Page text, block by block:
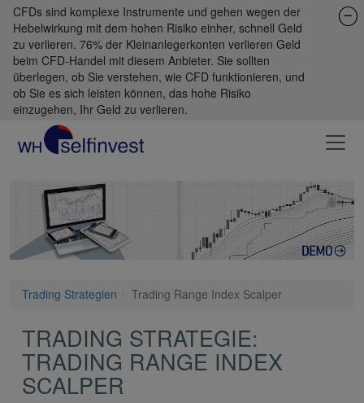
CFDs sind komplexe Instrumente und gehen wegen der
Hebelwirkung mit dem hohen Risiko einher, schnell Geld
zu verlieren. 76% der Kleinanlegerkonten verlieren Geld
beim CFD-Handel mit diesem Anbieter. Sie sollten
überlegen, ob Sie verstehen, wie CFD funktionieren, und
ob Sie es sich leisten können, das hohe Risiko
einzugehen, Ihr Geld zu verlieren.
Trading Strategien Trading Range Index Scalper
TRADING STRATEGIE:
TRADING RANGE INDEX
SCALPER